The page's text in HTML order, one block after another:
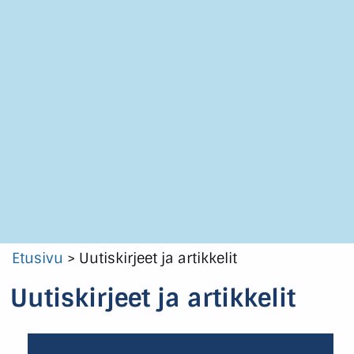
Etusivu > Uutiskirjeet ja artikkelit
Uutiskirjeet ja artikkelit